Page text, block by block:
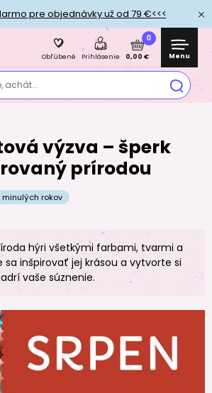
pre objednávky už od 79 €<<<
achát...
Obľúbené Prihlásenie
0
0,00 € Menu
výzva – šperk
prírodou
minulých rokov
hýri všetkými farbami, tvarmi a
sa inšpirovať jej krásou a vytvorte si
vaše súznenie.